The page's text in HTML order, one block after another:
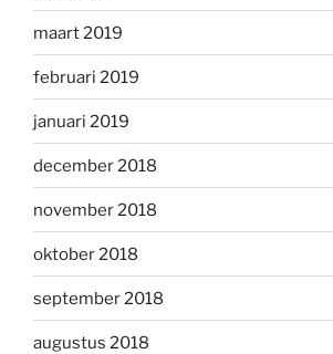
maart 2019
februari 2019
januari 2019
december 2018
november 2018
oktober 2018
september 2018
augustus 2018